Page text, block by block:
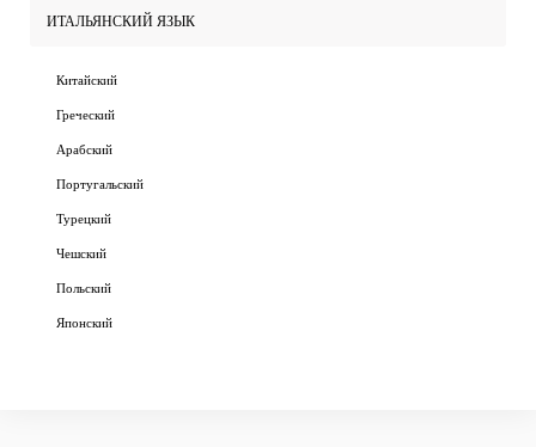
ИТАЛЬЯНСКИЙ ЯЗЫК
Китайский
Греческий
Арабский
Португальский
Турецкий
Чешский
Польский
Японский